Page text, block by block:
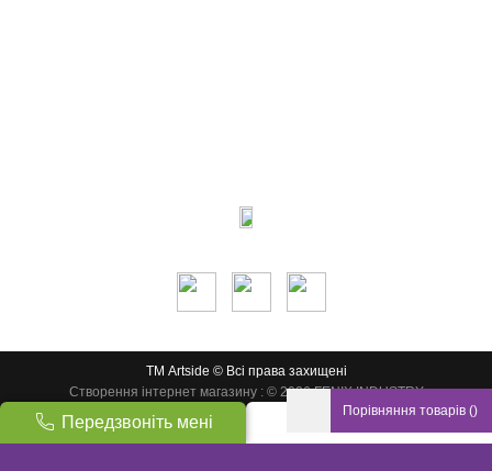
ТМ Artside © Всі права захищені
Створення інтернет магазину : © 2026 FENIX INDUSTRY
Порівняння товарів ()
Вгору
Передзвоніть мені